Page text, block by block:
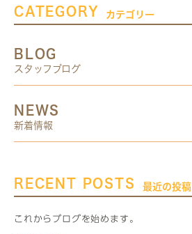
CATEGORY カテゴリー
BLOG
スタッフブログ
NEWS
新着情報
RECENT POSTS 最近の投稿
これからブログを始めます。